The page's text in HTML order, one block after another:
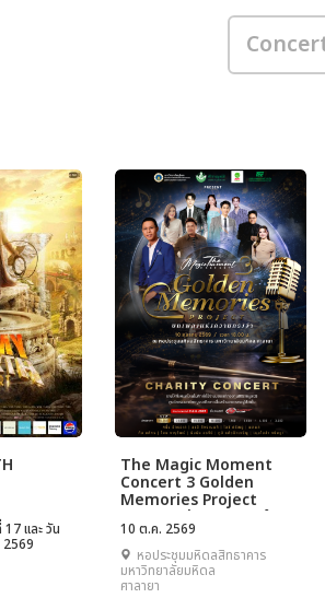
17 และ วัน
The Magic Moment
Concert 3 Golden
Memories Project
บทเพลงแห่งความทรงจำ
10 ต.ค. 2569
หอประชุมมหิดลสิทธาคาร
มหาวิทยาลัยมหิดล
ศาลายา